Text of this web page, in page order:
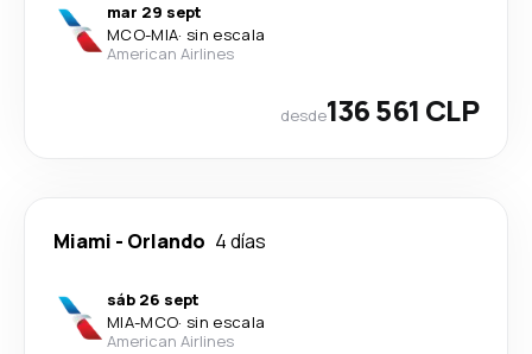
mar 29 sept
MCO-MIA· sin escala
American Airlines
desde136 561 CLP
Miami - Orlando 4 días
sáb 26 sept
MIA-MCO· sin escala
American Airlines